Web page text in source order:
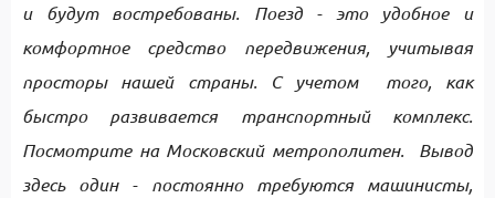
и будут востребованы. Поезд - это удобное и
комфортное средство передвижения, учитывая
просторы нашей страны. С учетом того, как
быстро развивается транспортный комплекс.
Посмотрите на Московский метрополитен. Вывод
здесь один - постоянно требуются машинисты,